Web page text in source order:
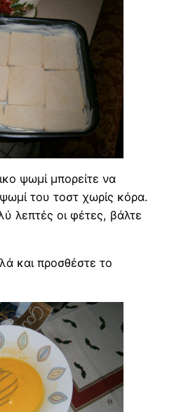
ψωμί μπορείτε να
του τοστ χωρίς κόρα.
λεπτές οι φέτες, βάλτε
και προσθέστε το